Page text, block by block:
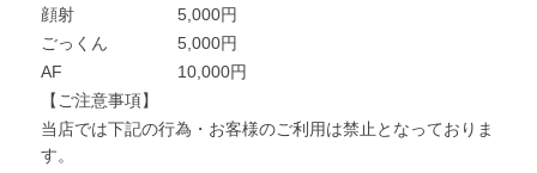
顔射
5,000円
ごっくん
5,000円
AF
10,000円
【ご注意事項】
当店では下記の行為・お客様のご利用は禁止となっておりま
す。